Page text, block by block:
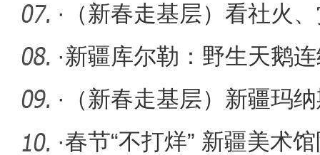
人
·
（新春走基层）看社火
味浓
·新疆库尔勒：野生天鹅
雀河
·
（新春走基层）新疆玛
福年
·春节“不打烊” 新疆美术